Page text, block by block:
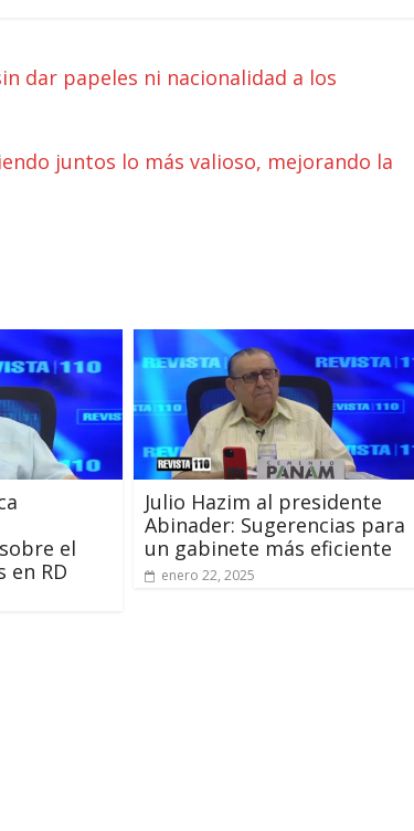
dar papeles ni nacionalidad a los
juntos lo más valioso, mejorando la
el
RD
Julio Hazim al presidente
Abinader: Sugerencias para
un gabinete más eficiente
enero 22, 2025